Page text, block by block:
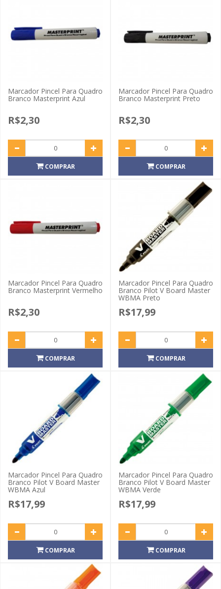
Marcador Pincel Para Quadro
Branco Masterprint Azul
R$2,30
COMPRAR
Marcador Pincel Para Quadro
Branco Masterprint Preto
R$2,30
COMPRAR
Marcador Pincel Para Quadro
Branco Masterprint Vermelho
R$2,30
COMPRAR
Marcador Pincel Para Quadro
Branco Pilot V Board Master
WBMA Preto
R$17,99
COMPRAR
Marcador Pincel Para Quadro
Branco Pilot V Board Master
WBMA Azul
R$17,99
COMPRAR
Marcador Pincel Para Quadro
Branco Pilot V Board Master
WBMA Verde
R$17,99
COMPRAR